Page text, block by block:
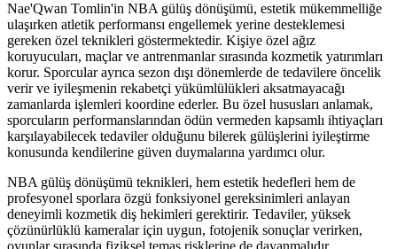
Nae'Qwan Tomlin'in NBA gülüş dönüşümü, estetik mükemmelliğe
ulaşırken atletik performansı engellemek yerine desteklemesi
gereken özel teknikleri göstermektedir. Kişiye özel ağız
koruyucuları, maçlar ve antrenmanlar sırasında kozmetik yatırımları
korur. Sporcular ayrıca sezon dışı dönemlerde de tedavilere öncelik
verir ve iyileşmenin rekabetçi yükümlülükleri aksatmayacağı
zamanlarda işlemleri koordine ederler. Bu özel hususları anlamak,
sporcuların performanslarından ödün vermeden kapsamlı ihtiyaçları
karşılayabilecek tedaviler olduğunu bilerek gülüşlerini iyileştirme
konusunda kendilerine güven duymalarına yardımcı olur.
NBA gülüş dönüşümü teknikleri, hem estetik hedefleri hem de
profesyonel sporlara özgü fonksiyonel gereksinimleri anlayan
deneyimli kozmetik diş hekimleri gerektirir. Tedaviler, yüksek
çözünürlüklü kameralar için uygun, fotojenik sonuçlar verirken,